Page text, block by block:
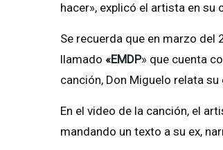
hacer», explicó el artista en su
Se recuerda que en marzo
llamado «EMDP» que cuenta
canción, Don Miguelo relata
En el video de la canción, el
mandando un texto a su ex,